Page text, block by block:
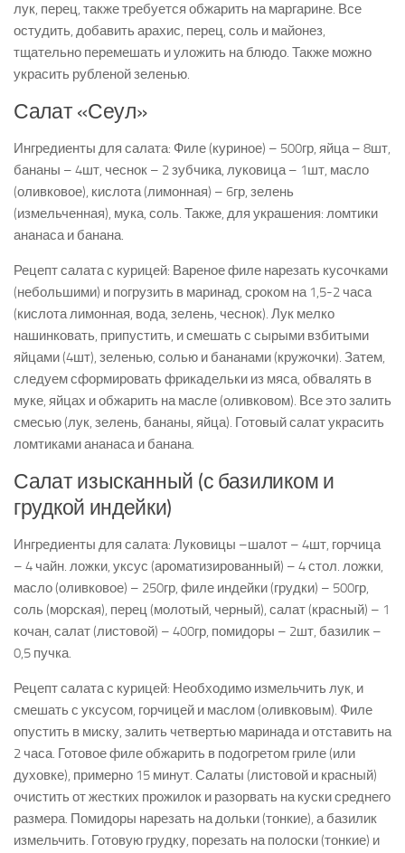
лук, перец, также требуется обжарить на маргарине. Все
остудить, добавить арахис, перец, соль и майонез,
тщательно перемешать и уложить на блюдо. Также можно
украсить рубленой зеленью.
Салат «Сеул»
Ингредиенты для салата: Филе (куриное) – 500гр, яйца – 8шт,
бананы – 4шт, чеснок – 2 зубчика, луковица – 1шт, масло
(оливковое), кислота (лимонная) – 6гр, зелень
(измельченная), мука, соль. Также, для украшения: ломтики
ананаса и банана.
Рецепт салата с курицей: Вареное филе нарезать кусочками
(небольшими) и погрузить в маринад, сроком на 1,5-2 часа
(кислота лимонная, вода, зелень, чеснок). Лук мелко
нашинковать, припустить, и смешать с сырыми взбитыми
яйцами (4шт), зеленью, солью и бананами (кружочки). Затем,
следуем сформировать фрикадельки из мяса, обвалять в
муке, яйцах и обжарить на масле (оливковом). Все это залить
смесью (лук, зелень, бананы, яйца). Готовый салат украсить
ломтиками ананаса и банана.
Салат изысканный (с базиликом и
грудкой индейки)
Ингредиенты для салата: Луковицы –шалот – 4шт, горчица
– 4 чайн. ложки, уксус (ароматизированный) – 4 стол. ложки,
масло (оливковое) – 250гр, филе индейки (грудки) – 500гр,
соль (морская), перец (молотый, черный), салат (красный) – 1
кочан, салат (листовой) – 400гр, помидоры – 2шт, базилик –
0,5 пучка.
Рецепт салата с курицей: Необходимо измельчить лук, и
смешать с уксусом, горчицей и маслом (оливковым). Филе
опустить в миску, залить четвертью маринада и отставить на
2 часа. Готовое филе обжарить в подогретом гриле (или
духовке), примерно 15 минут. Салаты (листовой и красный)
очистить от жестких прожилок и разорвать на куски среднего
размера. Помидоры нарезать на дольки (тонкие), а базилик
измельчить. Готовую грудку, порезать на полоски (тонкие) и